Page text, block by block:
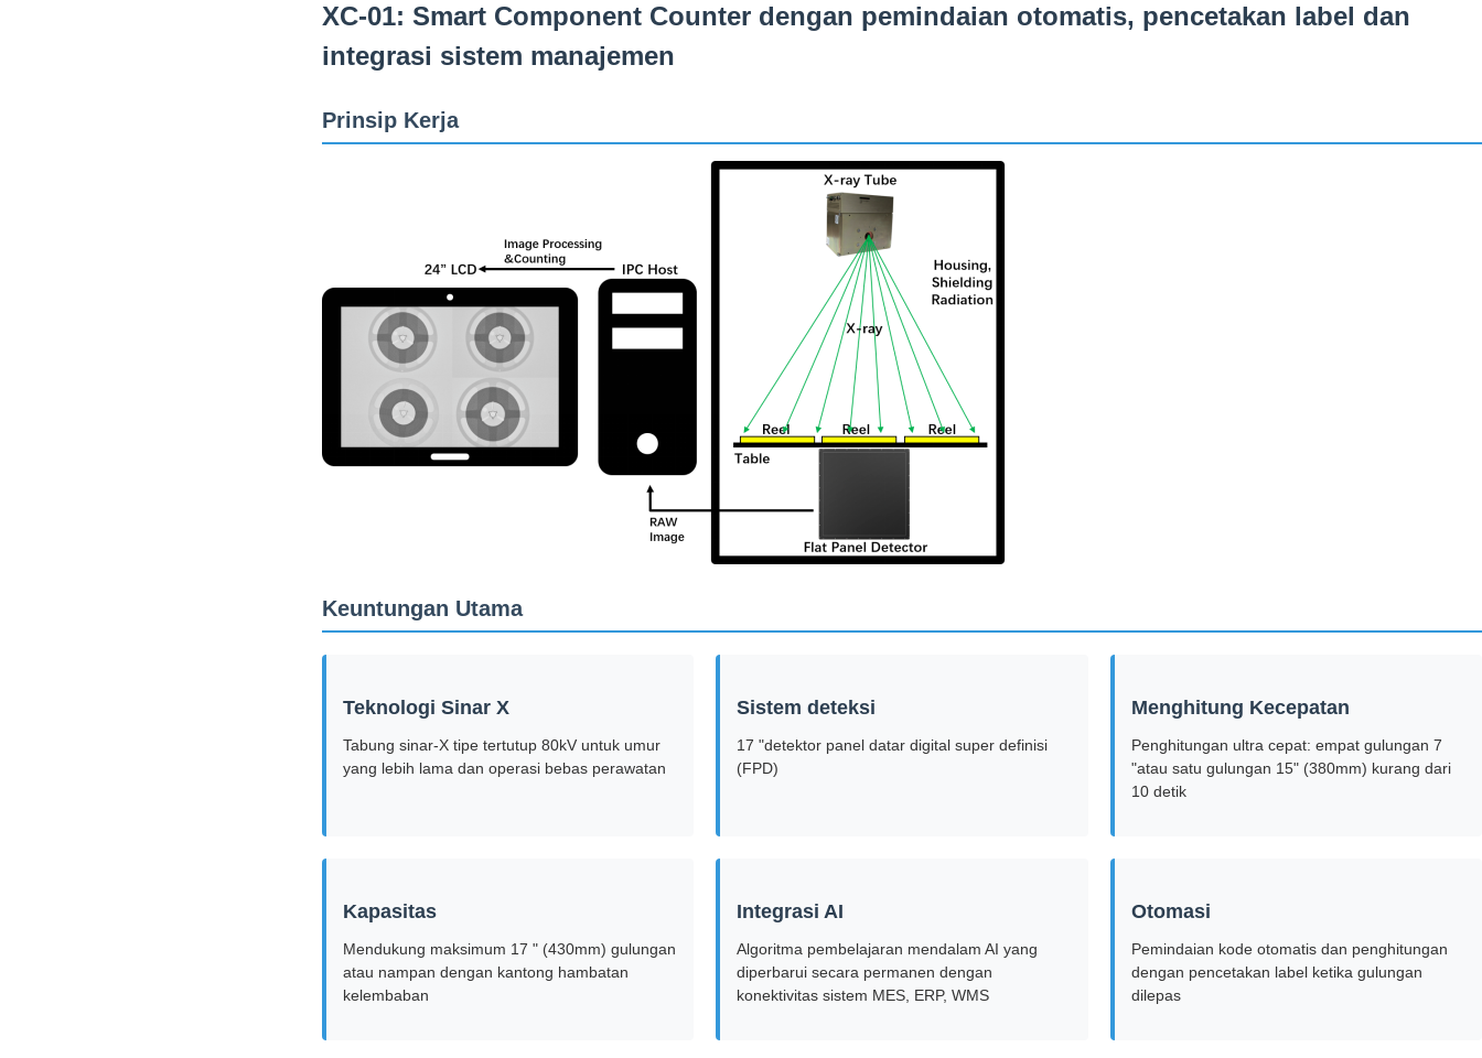
XC-01: Smart Component Counter dengan pemindaian otomatis, pencetakan label dan
integrasi sistem manajemen
Prinsip Kerja
Keuntungan Utama
Teknologi Sinar X
Tabung sinar-X tipe tertutup 80kV untuk umur
yang lebih lama dan operasi bebas perawatan
Sistem deteksi
17 "detektor panel datar digital super definisi
(FPD)
Menghitung Kecepatan
Penghitungan ultra cepat: empat gulungan 7
"atau satu gulungan 15" (380mm) kurang dari
10 detik
Kapasitas
Mendukung maksimum 17 " (430mm) gulungan
atau nampan dengan kantong hambatan
kelembaban
Integrasi AI
Algoritma pembelajaran mendalam AI yang
diperbarui secara permanen dengan
konektivitas sistem MES, ERP, WMS
Otomasi
Pemindaian kode otomatis dan penghitungan
dengan pencetakan label ketika gulungan
dilepas